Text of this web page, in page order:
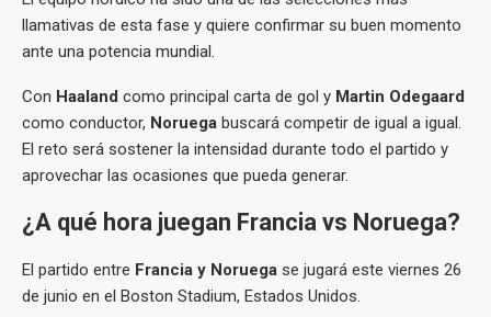
llamativas de esta fase y quiere confirmar su buen momento
ante una potencia mundial.
Con Haaland como principal carta de gol y Martin Odegaard
como conductor, Noruega buscará competir de igual a igual.
El reto será sostener la intensidad durante todo el partido y
aprovechar las ocasiones que pueda generar.
¿A qué hora juegan Francia vs Noruega?
El partido entre Francia y Noruega se jugará este viernes 26
de junio en el Boston Stadium, Estados Unidos.